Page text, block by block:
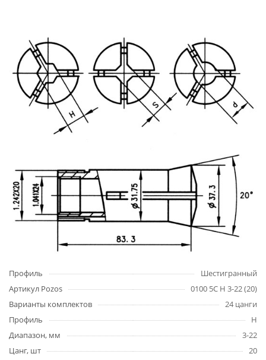
Профиль
Шестигранный
Артикул Pozos
0100 5C H 3-22 (20)
Варианты комплектов
24 цанги
Профиль
H
Диапазон, мм
3-22
Цанг, шт
20